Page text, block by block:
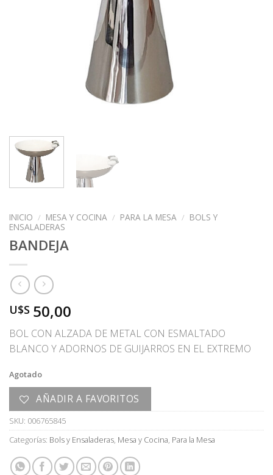
INICIO / MESA Y COCINA / PARA LA MESA / BOLS Y
ENSALADERAS
BANDEJA
U$S 50,00
BOL CON ALZADA DE METAL CON ESMALTADO
BLANCO Y ADORNOS DE GUIJARROS EN EL EXTREMO
Agotado
AÑADIR A FAVORITOS
SKU: 006765845
Categorías: Bols y Ensaladeras, Mesa y Cocina, Para la Mesa